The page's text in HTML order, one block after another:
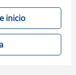
inicio